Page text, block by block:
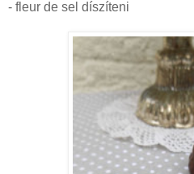
- fleur de sel díszíteni